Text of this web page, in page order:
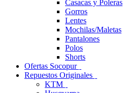
Casacas y Poleras
Gorros
Lentes
Mochilas/Maletas
Pantalones
Polos
Shorts
Ofertas Socopur
Repuestos Originales
KTM